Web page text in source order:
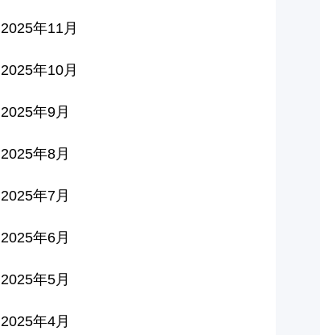
2025年11月
2025年10月
2025年9月
2025年8月
2025年7月
2025年6月
2025年5月
2025年4月